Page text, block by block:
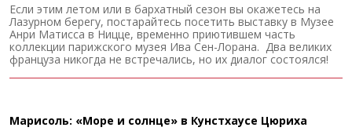
Если этим летом или в бархатный сезон вы окажетесь на
Лазурном берегу, постарайтесь посетить выставку в Музее
Анри Матисса в Ницце, временно приютившем часть
коллекции парижского музея Ива Сен-Лорана. Два великих
француза никогда не встречались, но их диалог состоялся!
Марисоль: «Море и солнце» в Кунстхаусе Цюриха